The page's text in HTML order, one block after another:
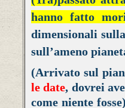
hanno fatto
dimensionali
sull’ameno
(Arrivato sul
le date, dovrei
come niente